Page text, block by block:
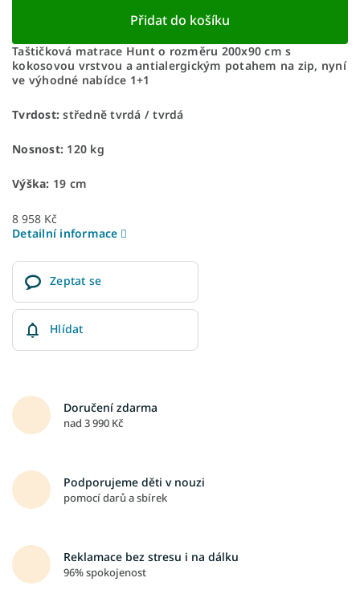
Přidat do košíku
Taštičková matrace Hunt o rozměru 200x90 cm s
kokosovou vrstvou a antialergickým potahem na zip, nyní
ve výhodné nabídce 1+1
Tvrdost: středně tvrdá / tvrdá
Nosnost: 120 kg
Výška: 19 cm
8 958 Kč
Detailní informace
Zeptat se
Hlídat
Doručení zdarma
nad 3 990 Kč
Podporujeme děti v nouzi
pomocí darů a sbírek
Reklamace bez stresu i na dálku
96% spokojenost